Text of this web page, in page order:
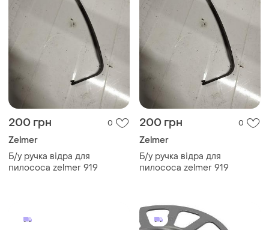
200 грн 0
Zelmer
Б/у ручка відра для
пилососа zelmer 919
200 грн 0
Zelmer
Б/у ручка відра для
пилососа zelmer 919